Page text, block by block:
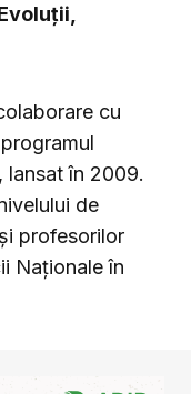
cu
, lansat în 2009.
de
profesorilor
Naționale în